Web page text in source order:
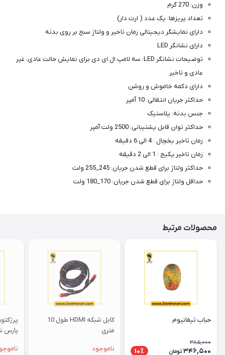
وزن: 270 گرم
تعداد پریزها: یک عدد ( ارت دار)
دارای نمایشگر دیجیتالی زمان تاخیر و ولتاژ سنج بر روی بدنه
دارای نشانگر LED
توضیحات نشانگر LED: سه لامپ ال ای دی برای نمایش حالت عادی، غیر
عادی و تاخیر
دارای دکمه خاموش و روشن
حداکثر جریان انتقالی: 10 آمپر
جنس بدنه: پلاستیک
حداکثر توان قابل پشتیبانی: 2500 ولت آمپر
زمان تاخیر یخچال : 4 الی 6 دقیقه
زمان تاخیر پکیج : 1 الی 2 دقیقه
حداکثر ولتاژ برای قطع شدن جریان: 245_255 ولت
حداقل ولتاژ برای قطع شدن جریان: 170_180 ولت
محصولات مرتبط
حباب تیفانیوم
385,000
346,500 تومان 10٪
کابل شبکه HDMI طول 10
متری
ناموجود
پارس